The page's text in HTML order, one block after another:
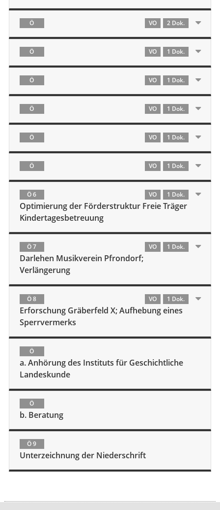
Ö VO 2 Dok.
Ö VO 1 Dok.
Ö VO 1 Dok.
Ö VO 1 Dok.
Ö VO 1 Dok.
Ö VO 1 Dok.
Ö 6 VO 1 Dok.
Optimierung der Förderstruktur Freie Träger
Kindertagesbetreuung
Ö 7 VO 1 Dok.
Darlehen Musikverein Pfrondorf;
Verlängerung
Ö 8 VO 1 Dok.
Erforschung Gräberfeld X; Aufhebung eines
Sperrvermerks
Ö
a. Anhörung des Instituts für Geschichtliche
Landeskunde
Ö
b. Beratung
Ö 9
Unterzeichnung der Niederschrift